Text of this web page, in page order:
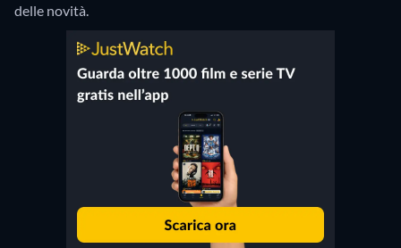
delle novità.